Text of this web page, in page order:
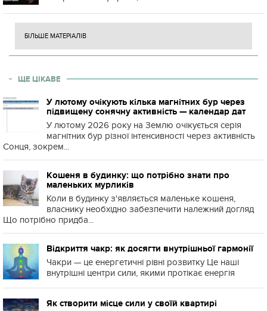
БІЛЬШЕ МАТЕРІАЛІВ
ЩЕ ЦІКАВЕ
У лютому очікують кілька магнітних бур через
підвищену сонячну активність — календар дат
У лютому 2026 року на Землю очікується серія
магнітних бур різної інтенсивності через активність
Сонця, зокрем...
Кошеня в будинку: що потрібно знати про
маленьких мурликів
Коли в будинку з'являється маленьке кошеня,
власнику необхідно забезпечити належний догляд
Що потрібно придба...
Відкриття чакр: як досягти внутрішньої гармонії
Чакри — це енергетичні рівні розвитку Це наші
внутрішні центри сили, якими протікає енергія
Як створити місце сили у своїй квартирі